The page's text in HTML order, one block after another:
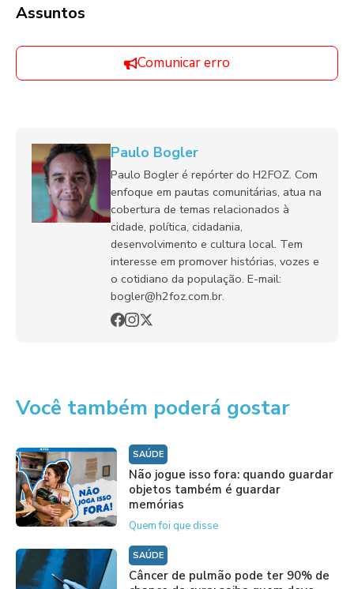
Assuntos
Comunicar erro
Paulo Bogler
Paulo Bogler é repórter do H2FOZ. Com
enfoque em pautas comunitárias, atua na
cobertura de temas relacionados à
cidade, política, cidadania,
desenvolvimento e cultura local. Tem
interesse em promover histórias, vozes e
o cotidiano da população. E-mail:
bogler@h2foz.com.br.
Você também poderá gostar
SAÚDE
Não jogue isso fora: quando guardar
objetos também é guardar
memórias
Quem foi que disse
SAÚDE
Câncer de pulmão pode ter 90% de